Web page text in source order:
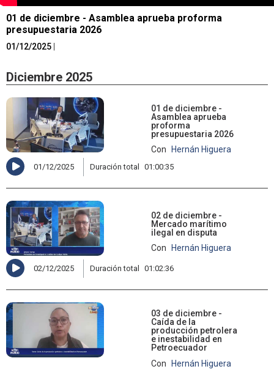
01 de diciembre - Asamblea aprueba proforma
presupuestaria 2026
01/12/2025
Diciembre 2025
01 de diciembre -
Asamblea aprueba
proforma
presupuestaria 2026
Con
Hernán Higuera
01/12/2025 Duración total 01:00:35
02 de diciembre -
Mercado marítimo
ilegal en disputa
Con
Hernán Higuera
02/12/2025 Duración total 01:02:36
03 de diciembre -
Caída de la
producción petrolera
e inestabilidad en
Petroecuador
Con
Hernán Higuera